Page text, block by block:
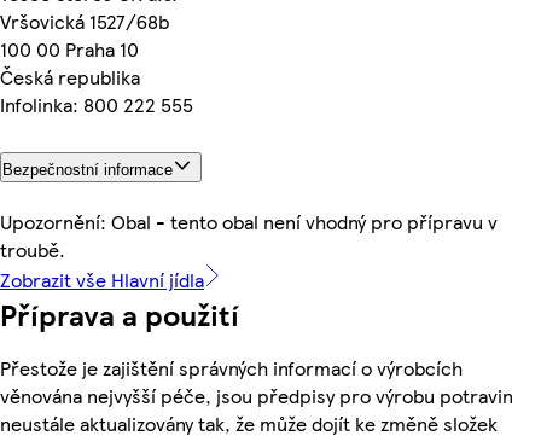
Vršovická 1527/68b
100 00 Praha 10
Česká republika
Infolinka: 800 222 555
Bezpečnostní informace
Upozornění: Obal - tento obal není vhodný pro přípravu v
troubě.
Zobrazit vše Hlavní jídla
Příprava a použití
Přestože je zajištění správných informací o výrobcích
věnována nejvyšší péče, jsou předpisy pro výrobu potravin
neustále aktualizovány tak, že může dojít ke změně složek